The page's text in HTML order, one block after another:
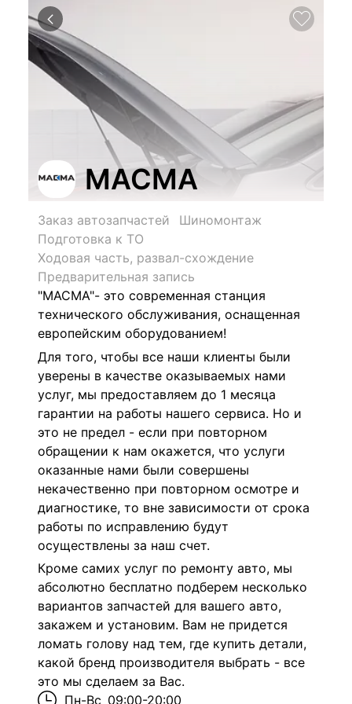
МАСМА
Заказ автозапчастей
Шиномонтаж
Подготовка к ТО
Ходовая часть, развал-схождение
Предварительная запись
"МАСМА"- это современная станция
технического обслуживания, оснащенная
европейским оборудованием!
Для того, чтобы все наши клиенты были
уверены в качестве оказываемых нами
услуг, мы предоставляем до 1 месяца
гарантии на работы нашего сервиса. Но и
это не предел - если при повторном
обращении к нам окажется, что услуги
оказанные нами были совершены
некачественно при повторном осмотре и
диагностике, то вне зависимости от срока
работы по исправлению будут
осуществлены за наш счет.
Кроме самих услуг по ремонту авто, мы
абсолютно бесплатно подберем несколько
вариантов запчастей для вашего авто,
закажем и установим. Вам не придется
ломать голову над тем, где купить детали,
какой бренд производителя выбрать - все
это мы сделаем за Вас.
Пн-Вс 09:00-20:00